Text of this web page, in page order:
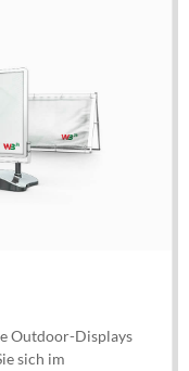
Outdoor-Displays
sich im